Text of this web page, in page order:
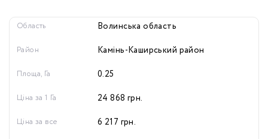
Область Волинська область
Район Камінь-Каширський район
Площа, Га 0.25
Ціна за 1 Га 24 868 грн.
Ціна за все 6 217 грн.